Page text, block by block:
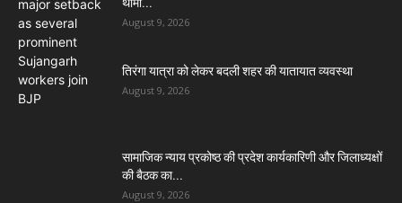
थामा...
August 9, 2026
तिरंगा यात्रा को लेकर बदली शहर की यातायात व्यवस्था
August 9, 2026
सामाजिक न्याय प्रकोष्ठ की प्रदेश कार्यकारिणी और जिलाध्यक्षों
की बैठक का...
August 9, 2026